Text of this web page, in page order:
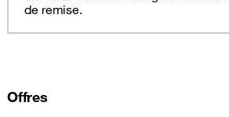
de remise.
Offres